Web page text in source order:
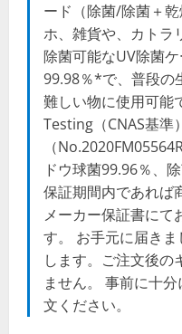
ード（除菌/除菌＋
ホ、雑貨や、カトラ
除菌可能なUV除菌
99.98％*で、普段の
難しい物に使用可
Testing（CNAS基準
（
ドウ球菌99.96％、
保証期間内であれば
メーカー保証書にて
す。 お手元に届き
します。ご注文後の
ません。 事前に十
文ください。